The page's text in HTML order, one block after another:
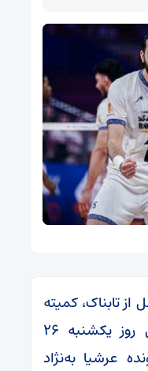
از تابناک، کمیته
انضباطی فدراسیون والیبال روز یکشنبه ۲۶
عرشیا به‌نژاد